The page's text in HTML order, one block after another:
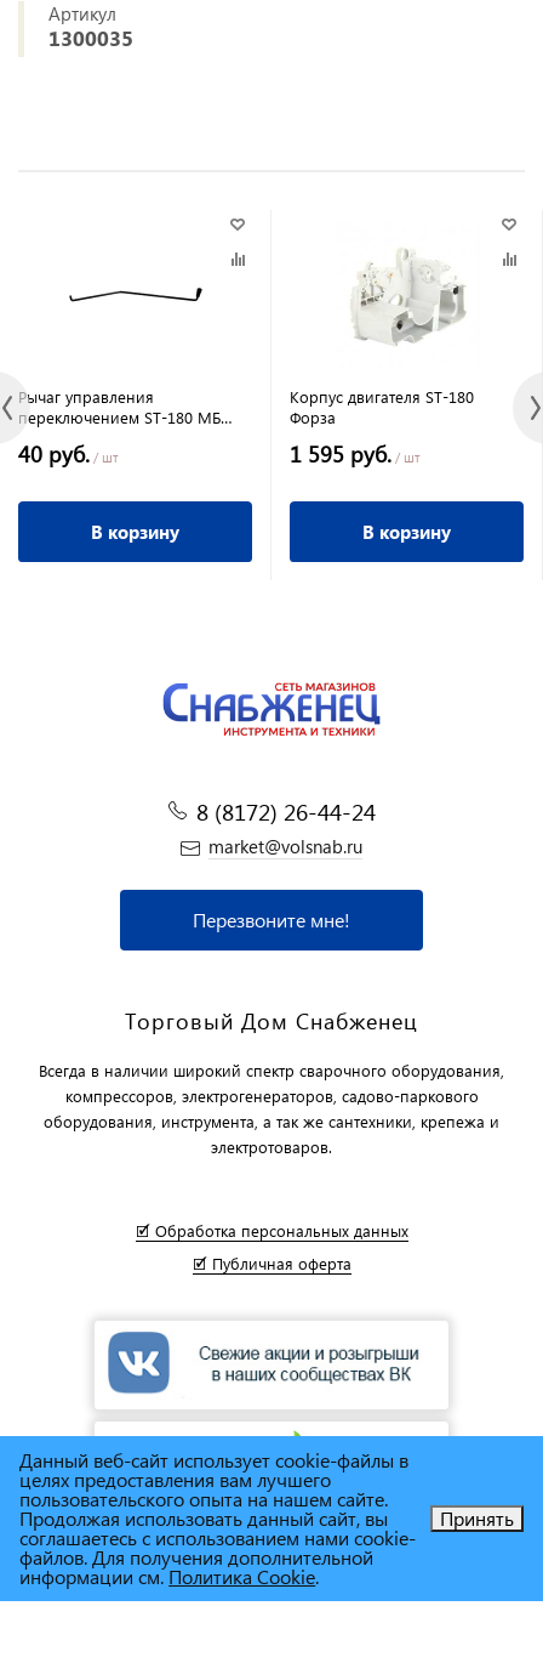
Артикул
1300035
Рычаг управления
переключением ST-180 МБ
40 руб. / шт
В корзину
Корпус двигателя ST-180
Форза
1 595 руб. / шт
В корзину
8 (8172) 26-44-24
market@volsnab.ru
Перезвоните мне!
Торговый Дом Снабженец
Всегда в наличии широкий спектр сварочного оборудования,
компрессоров, электрогенераторов, садово-паркового
оборудования, инструмента, а так же сантехники, крепежа и
электротоваров.
🗹 Обработка персональных данных
🗹 Публичная оферта
© Сеть магазинов инструмента и техники"Торговый дом
Позвоните нам!
Данный веб-сайт использует cookie-файлы в
целях предоставления вам лучшего
пользовательского опыта на нашем сайте.
Продолжая использовать данный сайт, вы
соглашаетесь с использованием нами cookie-
файлов. Для получения дополнительной
информации см.Политика Cookie.
Принять